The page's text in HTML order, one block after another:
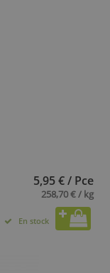
5,95 € / Pce
258,70 € / kg
En stock